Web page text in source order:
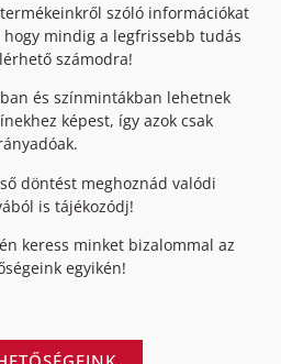
szóló információkat
mindig a legfrissebb tudás
számodra!
és színmintákban lehetnek
képest, így azok csak
döntést meghoznád valódi
is tájékozódj!
keress minket bizalommal az
egyikén!